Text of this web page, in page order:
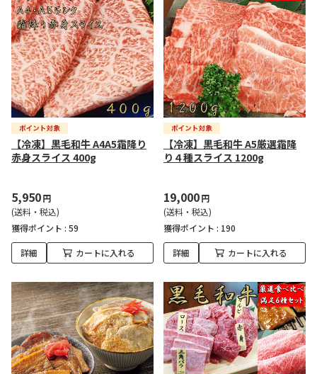
【冷凍】黒毛和牛 A4A5霜降り
赤身スライス 400g
5,950円
(送料・税込)
獲得ポイント : 59
詳細 カートに入れる
【冷凍】黒毛和牛 A5厳選霜降
り４種スライス 1200g
19,000円
(送料・税込)
獲得ポイント : 190
詳細 カートに入れる